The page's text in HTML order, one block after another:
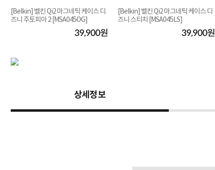
[Belkin] 벨킨 Qi2 마그네틱 케이스 디
즈니 주토피아 2 [MSA045OG]
39,900원
[Belkin] 벨킨 Qi2 마그네틱 케이스 디
즈니 스티치 [MSA045LS]
39,900원
상세정보